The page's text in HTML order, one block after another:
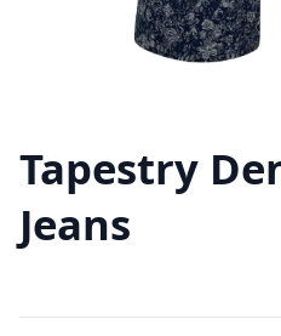
Tapestry
Jeans